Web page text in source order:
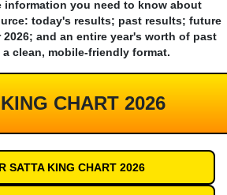
information you need to know about
today's results; past results; future
and an entire year's worth of past
clean, mobile-friendly format.
CHART 2026
SATTA KING CHART 2026